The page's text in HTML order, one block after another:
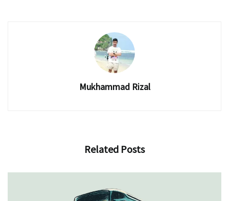
Mukhammad Rizal
Related Posts